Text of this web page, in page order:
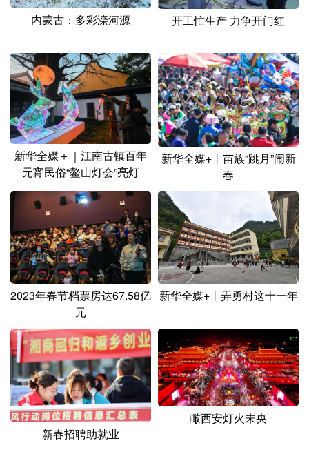
多语种频道
Русский язык 日本語 한국어
Deutsch Português
内蒙古：多彩滦河源 开工忙生产 力争开门红
新华全媒＋｜江南古镇百年
元宵民俗“鳌山灯会”亮灯
新华全媒+丨苗族“跳月”闹新
春
2023年春节档票房达67.58亿
元
新华全媒+丨弄勇村这十一年
新春招聘助就业
瞰西安灯火未央